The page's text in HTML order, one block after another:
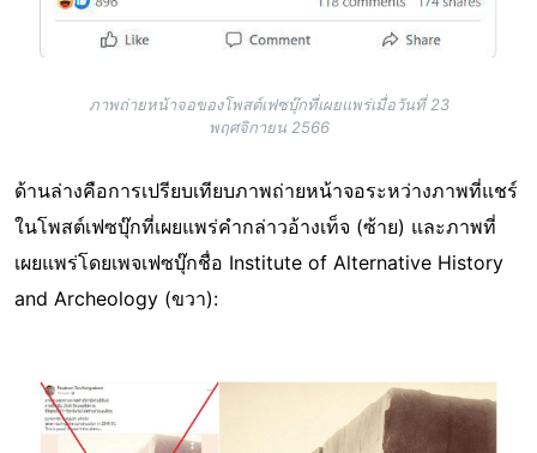
ภาพถ่ายหน้าจอของโพสต์เฟซบุ๊กที่เผยแพร่เมื่อวันที่ 23
พฤศจิกายน 2566
ด้านล่างคือการเปรียบเทียบภาพถ่ายหน้าจอระหว่างภาพที่แชร์
ในโพสต์เฟซบุ๊กที่เผยแพร่คำกล่าวอ้างเท็จ (ซ้าย) และภาพที่
เผยแพร่โดยเพจเฟซบุ๊กชื่อ Institute of Alternative History
and Archeology (ขวา):
Image